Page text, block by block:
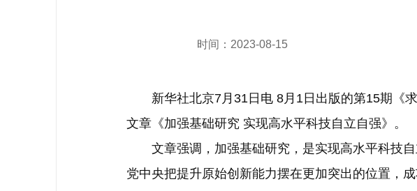
时间：2023-08-15
新华社北京7月31日电 8月1日出版的第15期《求
文章《加强基础研究 实现高水平科技自立自强》。
文章强调，加强基础研究，是实现高水平科技自
党中央把提升原始创新能力摆在更加突出的位置，